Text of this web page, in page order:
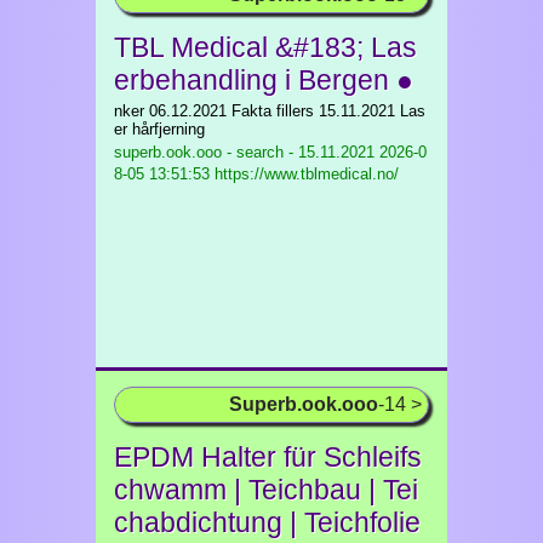
TBL Medical &#183; Las
erbehandling i Bergen ●
nker 06.12.2021 Fakta fillers 15.11.2021 Las
er hårfjerning
superb.ook.ooo - search - 15.11.2021 2026-0
8-05 13:51:53 https://www.tblmedical.no/
Superb.ook.ooo-14 >
EPDM Halter für Schleifs
chwamm | Teichbau | Tei
chabdichtung | Teichfolie